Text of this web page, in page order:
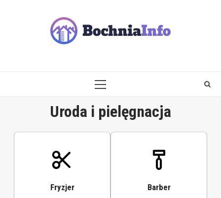
PRIMARY
Uroda i pielęgnacja
Fryzjer Barber